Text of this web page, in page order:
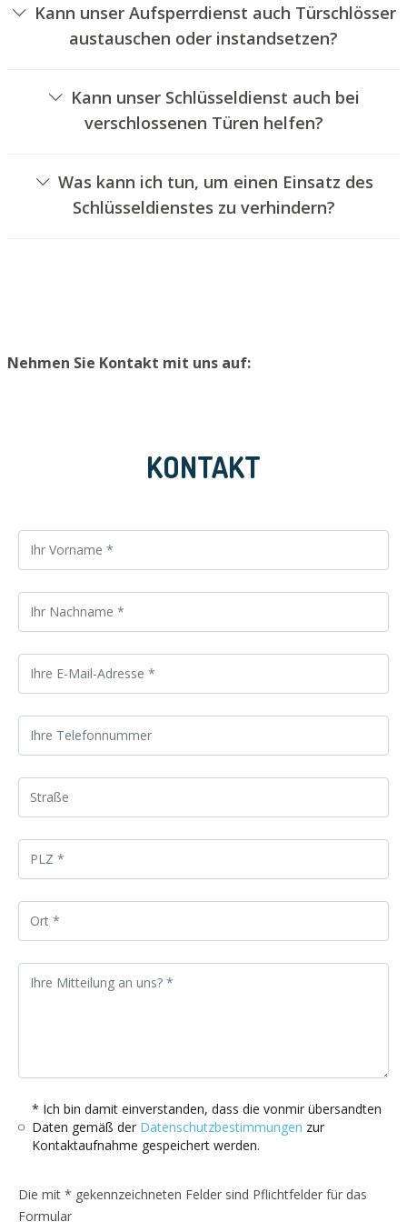
Kann unser Aufsperrdienst auch Türschlösser
austauschen oder instandsetzen?
Schlössern an.Kann unser Schlüsseldienst auch bei
verschlossenen Türen helfen?
Dies kann jedoch normalerweise nicht erfolgen, ohne das
Türschloss aufzubohren. Wir bauen Ihnen jedoch einen
neuen Schließzylinder ein, sodass die Eingangstür wieder
Was kann ich tun, um einen Einsatz des
Schlüsseldienstes zu verhindern?
Nehmen Sie Kontakt mit uns auf:
KONTAKT
* Ich bin damit einverstanden, dass die vonmir übersandten
Daten gemäß der Datenschutzbestimmungen zur
Kontaktaufnahme gespeichert werden.
Die mit * gekennzeichneten Felder sind Pflichtfelder für das
Formular